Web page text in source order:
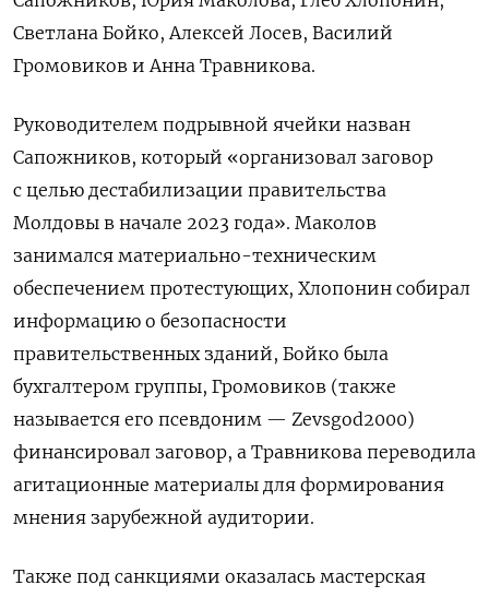
Светлана Бойко, Алексей Лосев, Василий
Громовиков и Анна Травникова.
Руководителем подрывной ячейки назван
Сапожников, который «организовал заговор
с целью дестабилизации правительства
Молдовы в начале 2023 года». Маколов
занимался материально-техническим
обеспечением протестующих, Хлопонин собирал
информацию о безопасности
правительственных зданий, Бойко была
бухгалтером группы, Громовиков (также
называется его псевдоним — Zevsgod2000)
финансировал заговор, а Травникова переводила
агитационные материалы для формирования
мнения зарубежной аудитории.
Также под санкциями оказалась мастерская